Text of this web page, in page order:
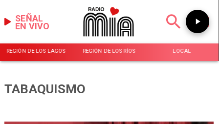
EN VIVO
SEÑAL
REGIÓN DE LOS LAGOS REGIÓN DE LOS RÍOS LOCAL
TABAQUISMO